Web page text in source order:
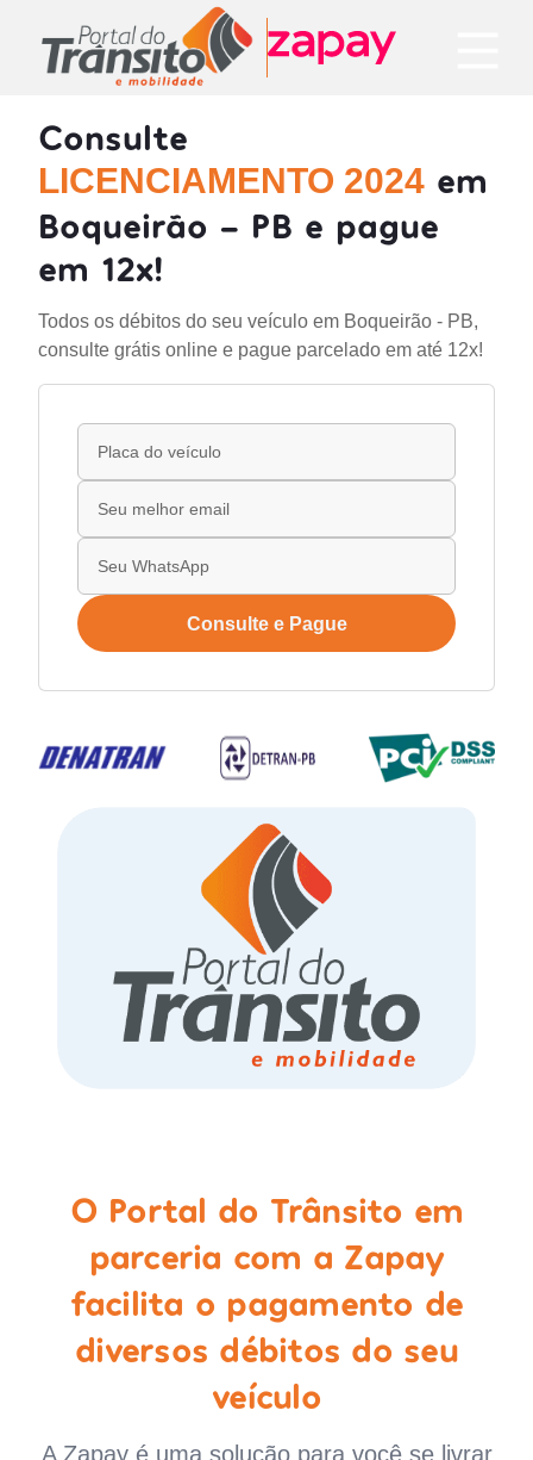
Consulte
LICENCIAMENTO 2024 em
Boqueirão - PB e pague
em 12x!
Todos os débitos do seu veículo em Boqueirão - PB,
consulte grátis online e pague parcelado em até 12x!
Consulte e Pague
O Portal do Trânsito em
parceria com a Zapay
facilita o pagamento de
diversos débitos do seu
veículo
A Zapay é uma solução para você se livrar